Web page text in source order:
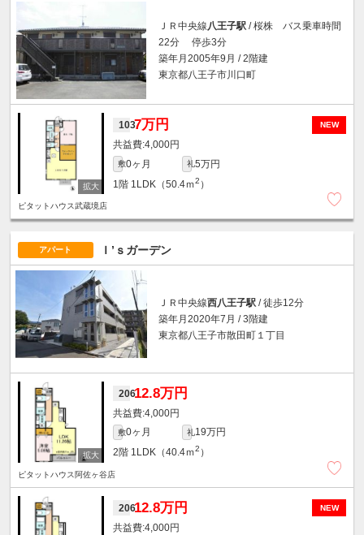
ＪＲ中央線八王子駅 / 桜株 バス乗車時間
22分 停歩3分
築年月2005年9月 / 2階建
東京都八王子市川口町
NEW
1037万円
4,000円
敷0ヶ月 礼5万円
1階 1LDK（50.4ｍ2 ）
ピタットハウス武蔵境店
アパート Ｉ’ｓガーデン
ＪＲ中央線西八王子駅 / 徒歩12分
築年月2020年7月 / 3階建
東京都八王子市散田町１丁目
20612.8万円
4,000円
敷0ヶ月 礼19万円
2階 1LDK（40.4ｍ2 ）
ピタットハウス阿佐ヶ谷店
NEW
20612.8万円
4,000円